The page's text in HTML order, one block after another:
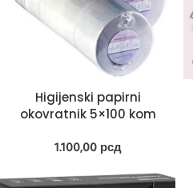
Higijenski papirni
okovratnik 5×100 kom
1.100,00 рсд